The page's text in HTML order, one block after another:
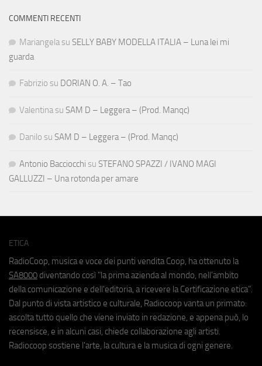
COMMENTI RECENTI
Mariangela su SELLY BABY MODELLA ITALIA – Luna lei mi
guarda
Fabrizio su DORIAN O. A. – Tao
Valentina su SAM D – Leggera – (Prod. Manqc)
Danilo su SAM D – Leggera – (Prod. Manqc)
Antonio Bacciocchi su STEFANO SPAZZI / IVANO MAGI
GALLUZZI – Una rotonda per amare
ETICA
RadioCoop, musica e voce dei punti vendita Coop, ha ottenuto la
SA8000 diventando così "la prima azienda al mondo, nell'ambito
della comunicazione e dell'editoria, a ricevere la Certificazione etica".
Dal punto di vista artistico e culturale, Radiocoop vanta un primato:
ascolta tutto quello che viene inviato in redazione, e appena può, lo
recensisce, e in alcuni casi, chiede collaborazione agli artisti.
Radiocoop sostiene l'arte, la cultura e la musica di ogni genere.